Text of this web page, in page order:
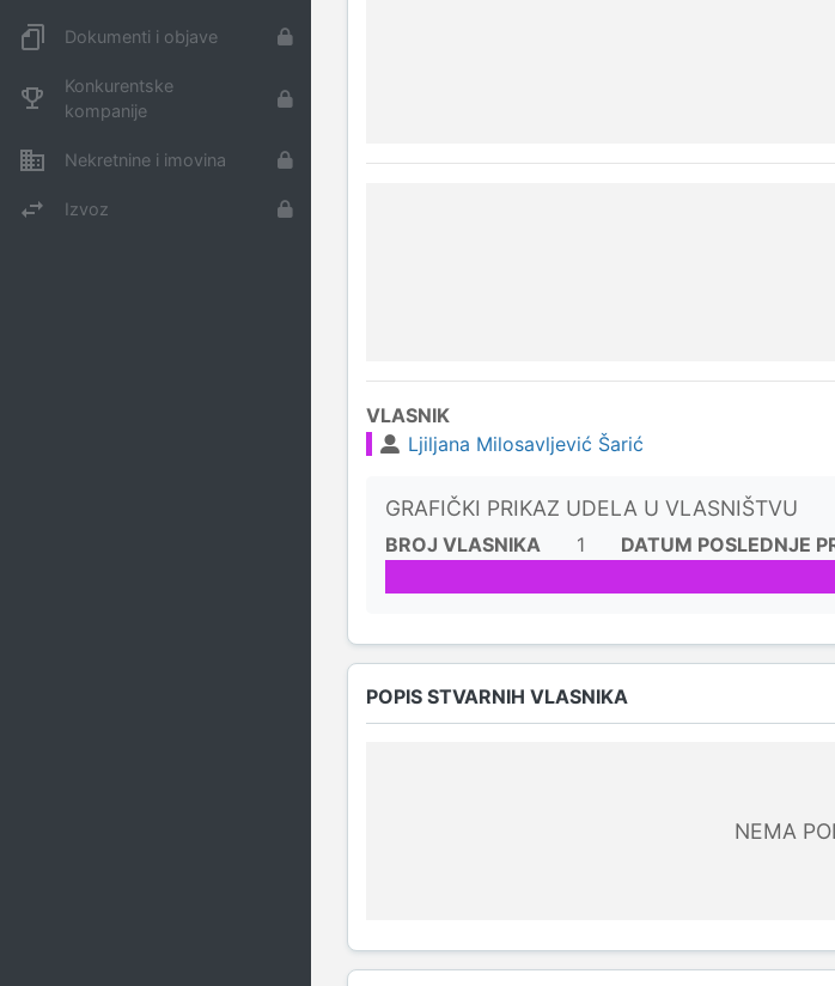
Dokumenti i objave
Konkurentske
kompanije
Nekretnine i imovina
Izvoz
VLASNIK
Ljiljana Milosavljević Šarić
GRAFIČKI PRIKAZ UDELA U VLASNIŠTVU
BROJ VLASNIKA 1 DATUM POSLEDNJE
POPIS STVARNIH VLASNIKA
NEMA